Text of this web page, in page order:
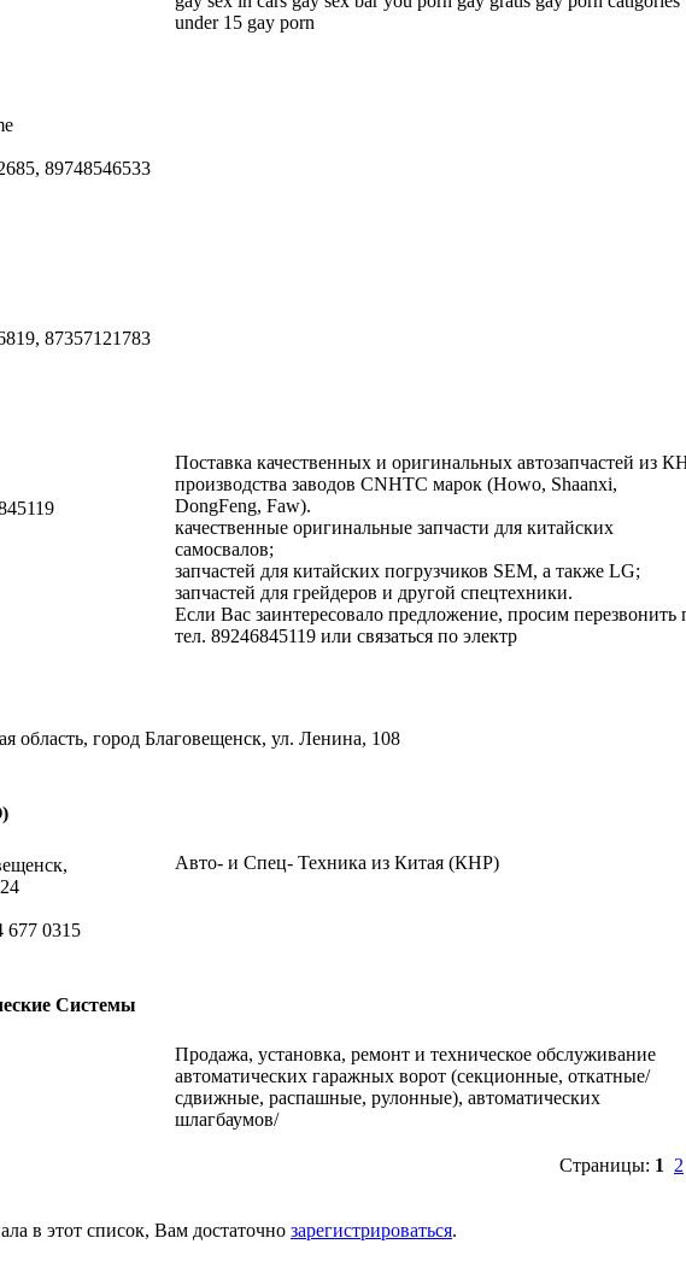
under 15 gay porn
89748546533
87357121783
Поставка качественных и оригинальных автозапчастей из
производства заводов CNHTC марок (Howo, Shaanxi,
DongFeng, Faw).
качественные оригинальные запчасти для китайских
самосвалов;
запчастей для китайских погрузчиков SEM, а также LG;
запчастей для грейдеров и другой спецтехники.
Если Вас заинтересовало предложение, просим перезвонить
тел. 89246845119 или связаться по электр
область, город Благовещенск, ул. Ленина, 108
677 0315
Авто- и Спец- Техника из Китая (КНР)
Системы
Продажа, установка, ремонт и техническое обслуживание
автоматических гаражных ворот (секционные, откатные/
сдвижные, распашные, рулонные), автоматических
шлагбаумов/
Страницы: 1 2
в этот список, Вам достаточно зарегистрироваться.